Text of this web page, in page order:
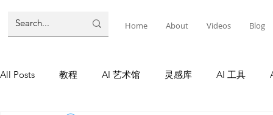
Home About Videos Blog
All Posts 教程 AI 艺术馆 灵感库 AI 工具